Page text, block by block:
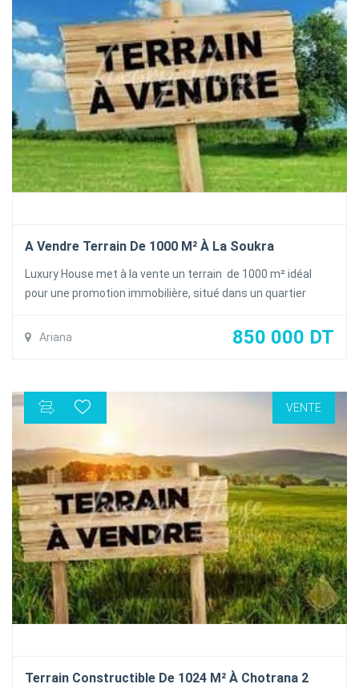
A Vendre Terrain De 1000 M² À La Soukra
Luxury House met à la vente un terrain de 1000 m² idéal
pour une promotion immobilière, situé dans un quartier
Vocation R+3
Ariana 850 000 DT
VENTE
Terrain Constructible De 1024 M² À Chotrana 2